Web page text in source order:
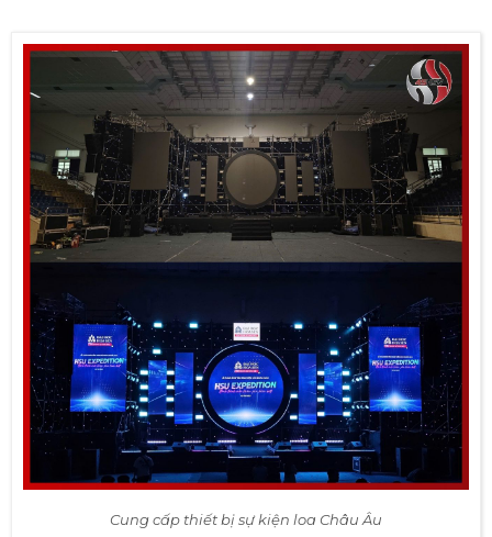
Cung cấp thiết bị sự kiện loa Châu Âu